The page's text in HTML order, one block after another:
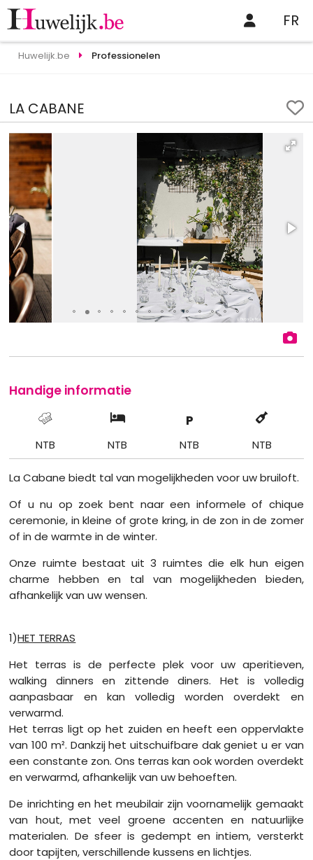
FR
Huwelijk.be Professionelen
LA CABANE
Handige informatie
NTB NTB
P
NTB NTB
La Cabane biedt tal van mogelijkheden voor uw bruiloft.
Of u nu op zoek bent naar een informele of chique
ceremonie, in kleine of grote kring, in de zon in de zomer
of in de warmte in de winter.
Onze ruimte bestaat uit 3 ruimtes die elk hun eigen
charme hebben en tal van mogelijkheden bieden,
afhankelijk van uw wensen.
1)HET TERRAS
Het terras is de perfecte plek voor uw aperitieven,
walking dinners en zittende diners. Het is volledig
aanpasbaar en kan volledig worden overdekt en
verwarmd.
Het terras ligt op het zuiden en heeft een oppervlakte
van 100 m². Dankzij het uitschuifbare dak geniet u er van
een constante zon. Ons terras kan ook worden overdekt
en verwarmd, afhankelijk van uw behoeften.
De inrichting en het meubilair zijn voornamelijk gemaakt
van hout, met veel groene accenten en natuurlijke
materialen. De sfeer is gedempt en intiem, versterkt
door tapijten, verschillende kussens en lichtjes.